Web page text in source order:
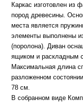
Каркас изготовлен из
пород древесины.
места является
элементы выполнены
(поролона). Диван
ящиком и раскладным
Максимальная длина
разложенном
78 см.
В собранном виде